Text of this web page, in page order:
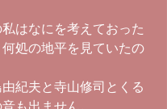
はなにを考えておった
処の地平を見ていたの
紀夫と寺山修司とくる